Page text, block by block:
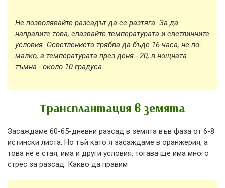
Не позволявайте разсадът да се разтяга. За да
направите това, спазвайте температурата и светлинните
условия. Осветлението трябва да бъде 16 часа, не по-
малко, а температурата през деня - 20, в нощната
тъмна - около 10 градуса.
Трансплантация в земята
Засаждаме 60-65-дневни разсад в земята във фаза от 6-8
истински листа. Но тъй като я засаждаме в оранжерия, а
това не е стая, има и други условия, тогава ще има много
стрес за разсад. Какво да правим